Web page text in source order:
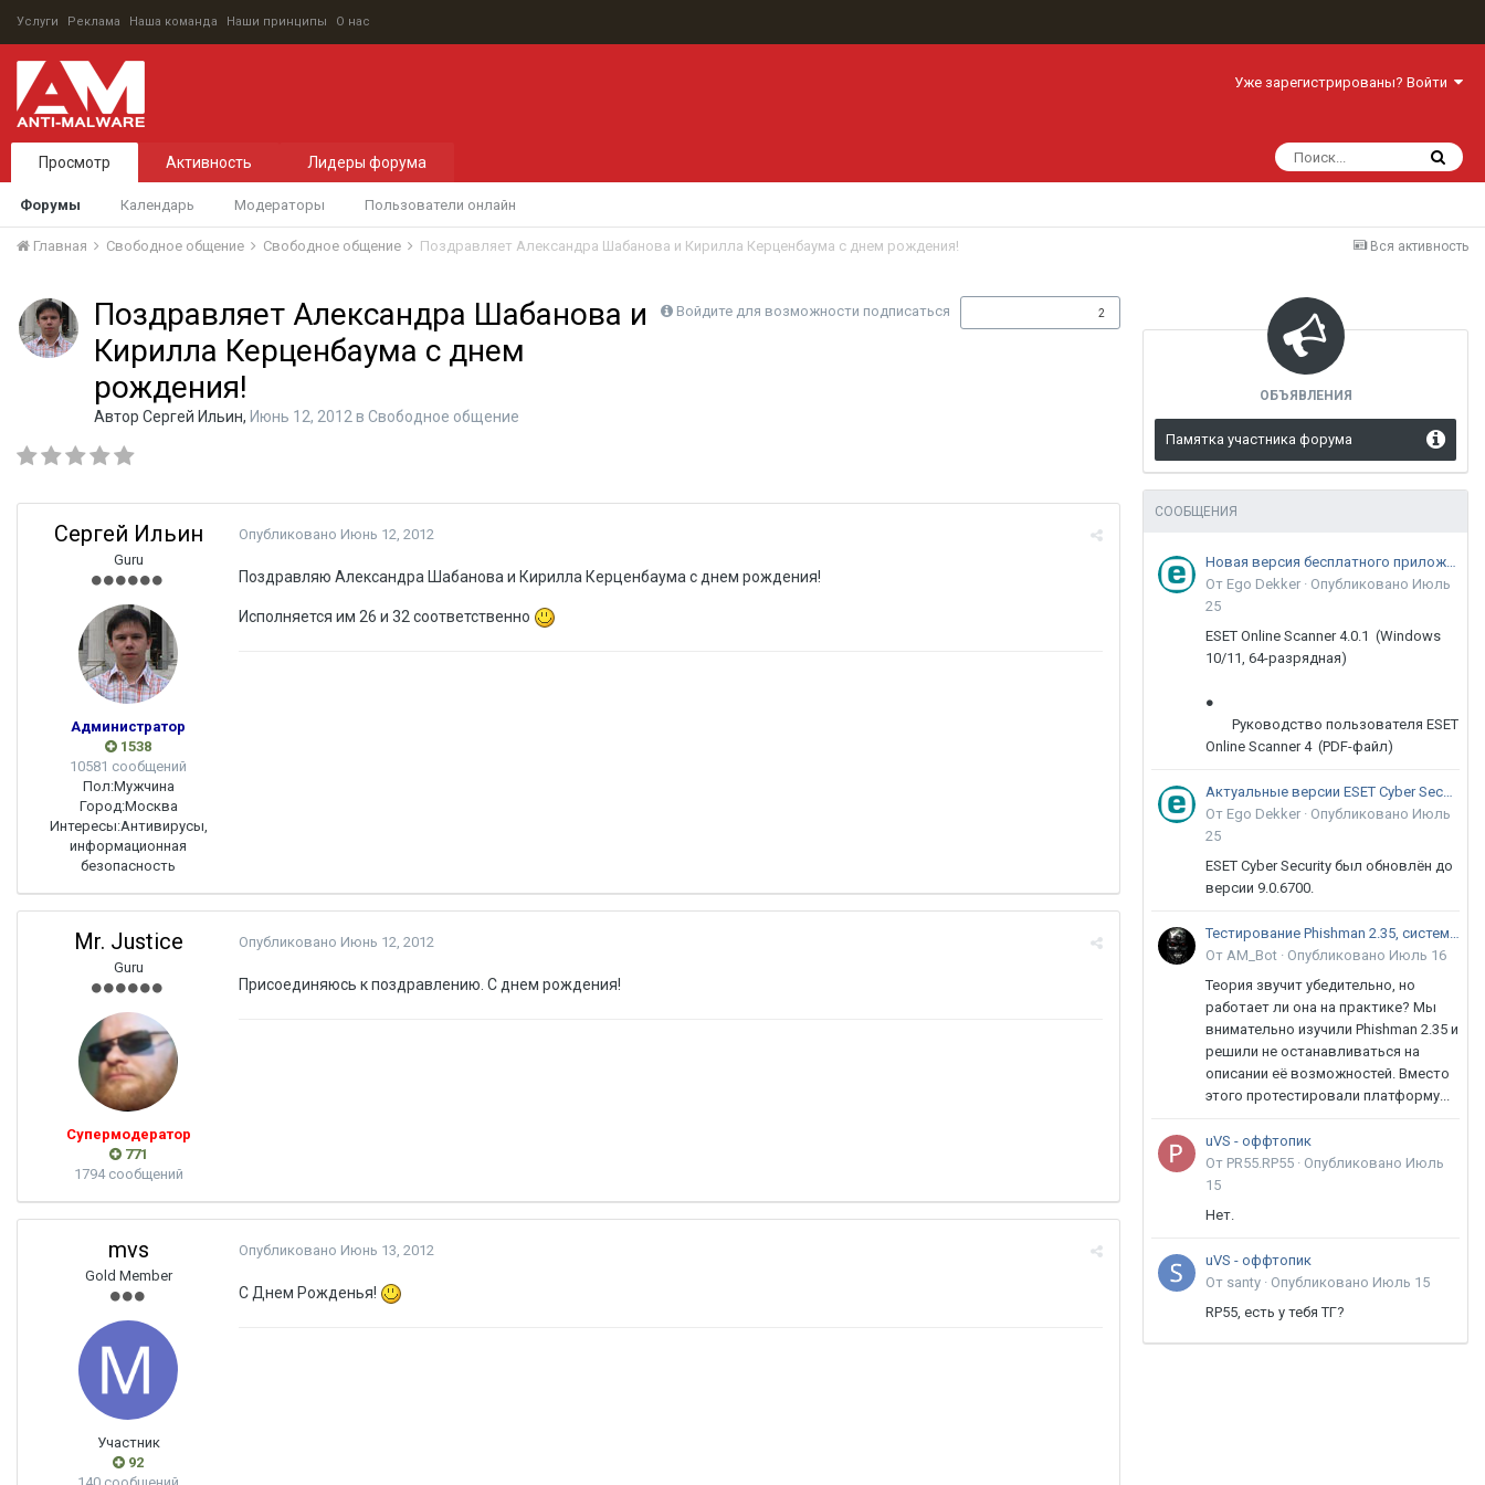
Услуги Реклама Наша команда Наши принципы О нас
Уже зарегистрированы? Войти
Просмотр
Форумы Календарь Модераторы Пользователи онлайн
Активность Лидеры форума
Вся активность
Главная Свободное общение Свободное общение Поздравляет Александра Шабанова и Кирилла Керценбаума с днем рождения!
Войдите для возможности подписаться 2
Поздравляет Александра Шабанова и
Кирилла Керценбаума с днем
рождения!
Автор Сергей Ильин, Июнь 12, 2012 в Свободное общение
Сергей Ильин
Guru
Администратор
1538
10581 сообщений
Пол:Мужчина
Город:Москва
Интересы:Антивирусы,
информационная
безопасность
Опубликовано Июнь 12, 2012
Поздравляю Александра Шабанова и Кирилла Керценбаума с днем рождения!
Исполняется им 26 и 32 соответственно
Mr. Justice
Guru
Супермодератор
771
1794 сообщений
Опубликовано Июнь 12, 2012
Присоединяюсь к поздравлению. С днем рождения!
mvs
Gold Member
Участник
92
Опубликовано Июнь 13, 2012
C Днем Рожденья!
ОБЪЯВЛЕНИЯ
Памятка участника форума
СООБЩЕНИЯ
Новая версия бесплатного приложения ESET Online Scanner доступна пользователям
От Ego Dekker · Опубликовано Июль
25
ESET Online Scanner 4.0.1 (Windows
10/11, 64-разрядная)
●
Руководство пользователя ESET
Online Scanner 4 (PDF-файл)
Актуальные версии ESET Cyber Security 9
От Ego Dekker · Опубликовано Июль
25
ESET Cyber Security был обновлён до
версии 9.0.6700.
Тестирование Phishman 2.35, системы повышения осведомлённости пользователей в сфере ИБ
От AM_Bot · Опубликовано Июль 16
Теория звучит убедительно, но
работает ли она на практике? Мы
внимательно изучили Phishman 2.35 и
решили не останавливаться на
описании её возможностей. Вместо
этого протестировали платформу...
uVS - оффтопик
От PR55.RP55 · Опубликовано Июль
15
Нет.
uVS - оффтопик
От santy · Опубликовано Июль 15
RP55, есть у тебя ТГ?